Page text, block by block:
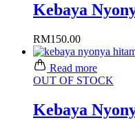
Kebaya
RM150.00
Read more
OUT OF STOCK
Kebaya